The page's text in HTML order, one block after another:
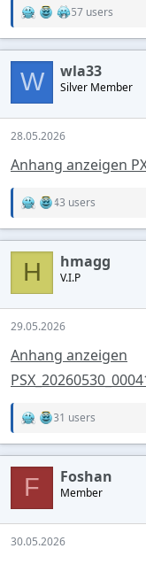
R
c
t
o
n
s
:
57 users
W wla33
Silver Member
28.05.2026
Anhang anzeigen
R
c
o
n
s
:
43 users
H hmagg
V.I.P
29.05.2026
Anhang anzeigen
R
c
o
n
s
:
31 users
F Foshan
Member
30.05.2026